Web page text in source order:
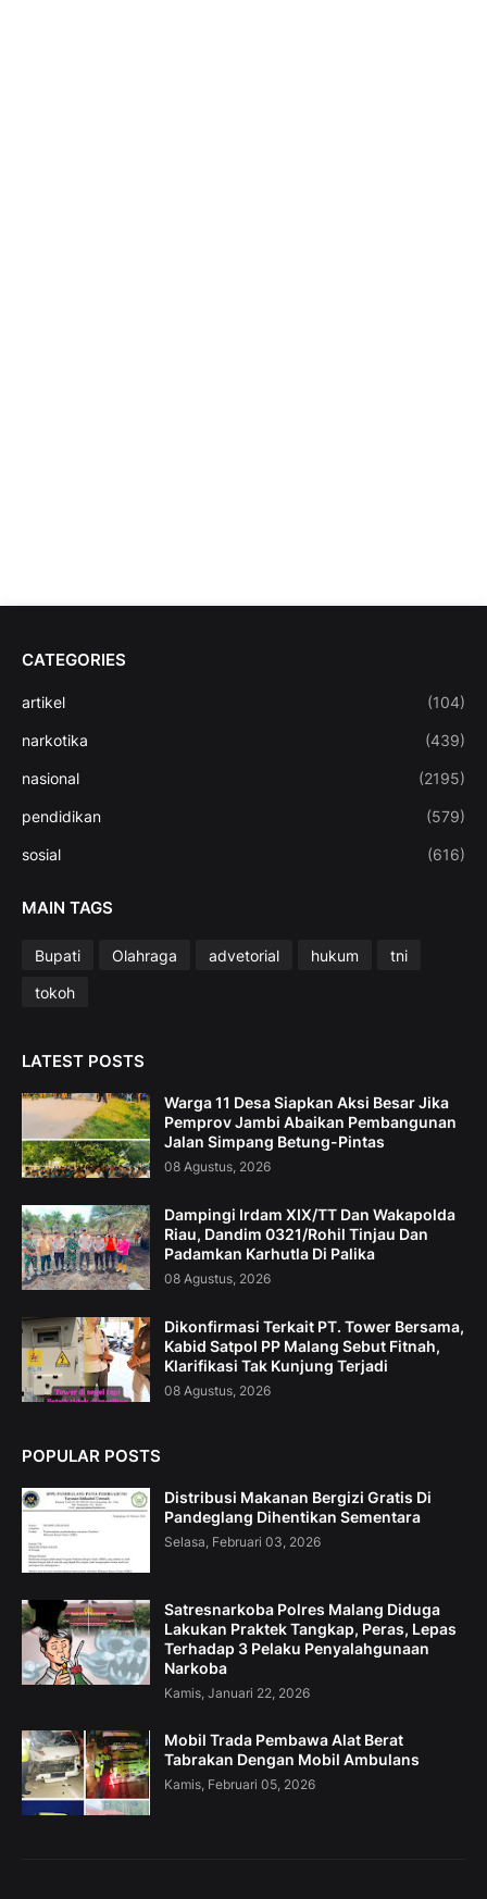
CATEGORIES
artikel (104)
narkotika (439)
nasional (2195)
pendidikan (579)
sosial (616)
MAIN TAGS
Bupati Olahraga advetorial hukum
tni
tokoh
LATEST POSTS
Warga 11 Desa Siapkan Aksi Besar Jika
Pemprov Jambi Abaikan Pembangunan
Jalan Simpang Betung-Pintas
08 Agustus, 2026
Dampingi Irdam XIX/TT Dan Wakapolda
Riau, Dandim 0321/Rohil Tinjau Dan
Padamkan Karhutla Di Palika
08 Agustus, 2026
Dikonfirmasi Terkait PT. Tower Bersama,
Kabid Satpol PP Malang Sebut Fitnah,
Klarifikasi Tak Kunjung Terjadi
08 Agustus, 2026
POPULAR POSTS
Distribusi Makanan Bergizi Gratis Di
Pandeglang Dihentikan Sementara
Selasa, Februari 03, 2026
Satresnarkoba Polres Malang Diduga
Lakukan Praktek Tangkap, Peras, Lepas
Terhadap 3 Pelaku Penyalahgunaan
Narkoba
Kamis, Januari 22, 2026
Mobil Trada Pembawa Alat Berat
Tabrakan Dengan Mobil Ambulans
Kamis, Februari 05, 2026